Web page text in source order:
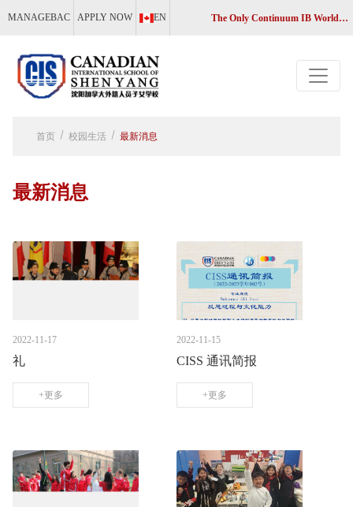
MANAGEBAC APPLY NOW EN The Only Continuum IB World School in Liaoning, China
首页 校园生活 最新消息
最新消息
2022-11-17
礼
+更多
2022-11-15
CISS 通讯简报
+更多